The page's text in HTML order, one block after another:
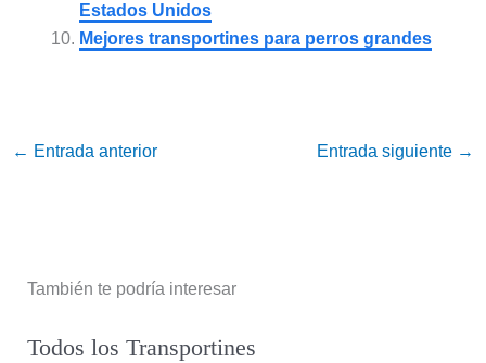
Estados Unidos
Mejores transportines para perros grandes
← Entrada anterior Entrada siguiente →
También te podría interesar
Todos los Transportines